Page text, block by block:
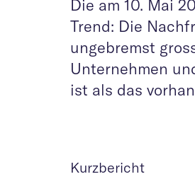
Die am 10. Mai
Trend: Die
ungebremst
Unternehmen
ist als das
Kurzbericht